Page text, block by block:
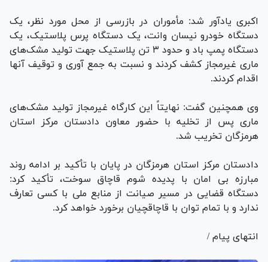
اکبری یادآور شد: مأموران در بازرسی از محل مورد نظر، یک
دستگاه خودرو نیسان وانت، یک دستگاه پرس پلاستیک، یک
دستگاه پمپ باد و حدود ۳ تن پلاستیک جهت تولید مشک‌های
ماری غیرمجاز کشف کردند و نسبت به جمع آوری و توقیف آنها
اقدام کردند.
وی همچنین گفت: نهایتاً این کارگاه غیرمجاز تولید مشک‌های
ماری پس از تخلیه با حضور معاون دادستان مرکز استان
هرمزگان تخریب شد.
دادستان مرکز استان هرمزگان در پایان با تأکید بر ادامه روند
مبارزه بی امان با پدیده شوم قاچاق سوخت، تأکید کرد:
دستگاه قضایی در مسیر صیانت از منابع ملی با کسی تعارف
ندارد و با تمام توان با قاچاقچیان برخورد خواهد کرد.
انتهای پیام /